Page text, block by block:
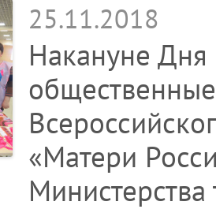
25.11.2018
Накануне
«Матери
Министерства